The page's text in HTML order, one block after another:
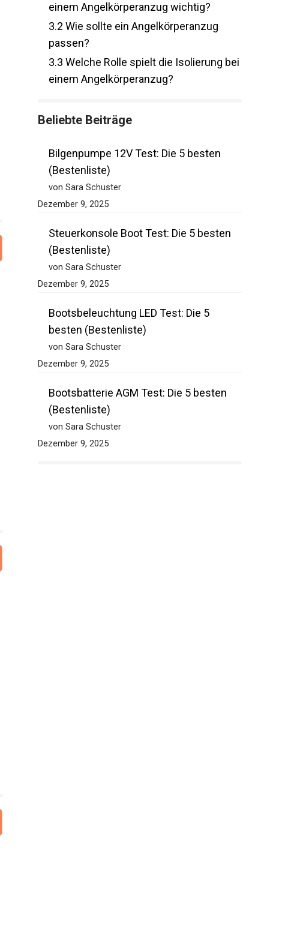
einem Angelkörperanzug wichtig?
3.2Wie sollte ein Angelkörperanzug
passen?
3.3Welche Rolle spielt die Isolierung
bei einem Angelkörperanzug?
Beliebte Beiträge
Bilgenpumpe 12V Test: Die 5 besten
(Bestenliste)
von Sara Schuster
Dezember 9, 2025
Steuerkonsole Boot Test: Die 5 besten
(Bestenliste)
von Sara Schuster
Dezember 9, 2025
Bootsbeleuchtung LED Test: Die 5
besten (Bestenliste)
von Sara Schuster
Dezember 9, 2025
Bootsbatterie AGM Test: Die 5 besten
(Bestenliste)
von Sara Schuster
Dezember 9, 2025